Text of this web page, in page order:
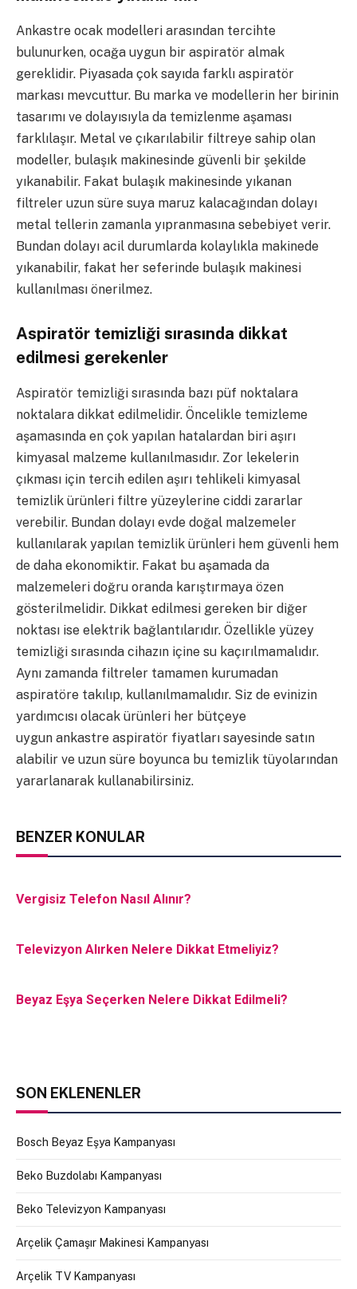
Ankastre ocak modelleri arasından tercihte
bulunurken, ocağa uygun bir aspiratör almak
gereklidir. Piyasada çok sayıda farklı aspiratör
markası mevcuttur. Bu marka ve modellerin her birinin
tasarımı ve dolayısıyla da temizlenme aşaması
farklılaşır. Metal ve çıkarılabilir filtreye sahip olan
modeller, bulaşık makinesinde güvenli bir şekilde
yıkanabilir. Fakat bulaşık makinesinde yıkanan
filtreler uzun süre suya maruz kalacağından dolayı
metal tellerin zamanla yıpranmasına sebebiyet verir.
Bundan dolayı acil durumlarda kolaylıkla makinede
yıkanabilir, fakat her seferinde bulaşık makinesi
kullanılması önerilmez.
Aspiratör temizliği sırasında dikkat
edilmesi gerekenler
Aspiratör temizliği sırasında bazı püf noktalara
noktalara dikkat edilmelidir. Öncelikle temizleme
aşamasında en çok yapılan hatalardan biri aşırı
kimyasal malzeme kullanılmasıdır. Zor lekelerin
çıkması için tercih edilen aşırı tehlikeli kimyasal
temizlik ürünleri filtre yüzeylerine ciddi zararlar
verebilir. Bundan dolayı evde doğal malzemeler
kullanılarak yapılan temizlik ürünleri hem güvenli hem
de daha ekonomiktir. Fakat bu aşamada da
malzemeleri doğru oranda karıştırmaya özen
gösterilmelidir. Dikkat edilmesi gereken bir diğer
noktası ise elektrik bağlantılarıdır. Özellikle yüzey
temizliği sırasında cihazın içine su kaçırılmamalıdır.
Aynı zamanda filtreler tamamen kurumadan
aspiratöre takılıp, kullanılmamalıdır. Siz de evinizin
yardımcısı olacak ürünleri her bütçeye
uygun ankastre aspiratör fiyatları sayesinde satın
alabilir ve uzun süre boyunca bu temizlik tüyolarından
yararlanarak kullanabilirsiniz.
BENZER KONULAR
Vergisiz Telefon Nasıl Alınır?
Televizyon Alırken Nelere Dikkat Etmeliyiz?
Beyaz Eşya Seçerken Nelere Dikkat Edilmeli?
SON EKLENENLER
Bosch Beyaz Eşya Kampanyası
Beko Buzdolabı Kampanyası
Beko Televizyon Kampanyası
Arçelik Çamaşır Makinesi Kampanyası
Arçelik TV Kampanyası